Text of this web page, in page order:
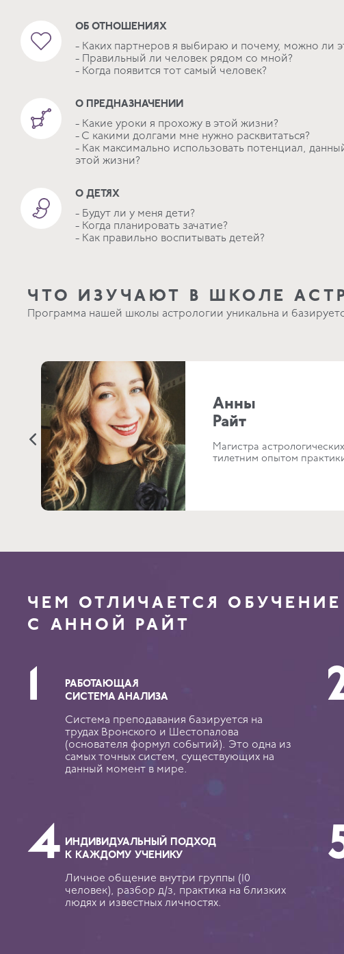
ОБ ОТНОШЕНИЯХ
- Каких партнеров я выбираю и почему, можно ли
- Правильный ли человек рядом со мной?
- Когда появится тот самый человек?
О ПРЕДНАЗНАЧЕНИИ
- Какие уроки я прохожу в этой жизни?
- С какими долгами мне нужно расквитаться?
- Как максимально использовать потенциал,
этой жизни?
О ДЕТЯХ
- Будут ли у меня дети?
- Когда планировать зачатие?
- Как правильно воспитывать детей?
ЧТО ИЗУЧАЮТ В ШКОЛЕ
Программа нашей школы астрологии уникальна и
Анны
Райт
Магистра
тилетним опытом
ЧЕМ ОТЛИЧАЕТСЯ
C АННОЙ РАЙТ
РАБОТАЮЩАЯ
СИСТЕМА АНАЛИЗА
Система преподавания базируется на
трудах Вронского и Шестопалова
(основателя формул событий). Это одна из
самых точных систем, существующих на
данный момент в мире.
ИНДИВИДУАЛЬНЫЙ ПОДХОД
К КАЖДОМУ УЧЕНИКУ
Личное общение внутри группы (10
человек), разбор д/з, практика на близких
людях и известных личностях.